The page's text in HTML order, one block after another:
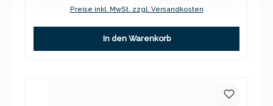
Preise inkl. MwSt. zzgl. Versandkosten
In den Warenkorb